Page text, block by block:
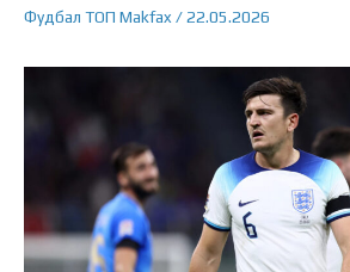
Фудбал ТОП Makfax /22.05.2026